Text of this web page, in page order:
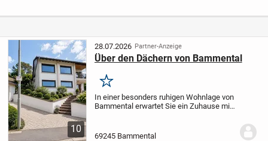
Terrasse und Gärtle
Dachswald !!!
10
28.07.2026 Partner-Anzeige
Über den Dächern von Bammental
Merken
In einer besonders ruhigen Wohnlage von
Bammental erwartet Sie ein Zuhause mit
freundliche Atmosphäre, helle, große
69245 Bammental